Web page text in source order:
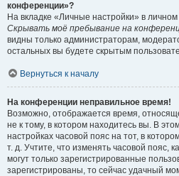
конференции»?
На вкладке «Личные настройки» в
Скрывать моё пребывание на
видны только администраторам,
остальных вы будете скрытым
Вернуться к началу
На конференции неправильное время!
Возможно, отображается время,
не к тому, в котором находитесь вы. В
настройках часовой пояс на тот, в
т. д. Учтите, что изменять часовой пояс,
могут только зарегистрированные
зарегистрированы, то сейчас удачный